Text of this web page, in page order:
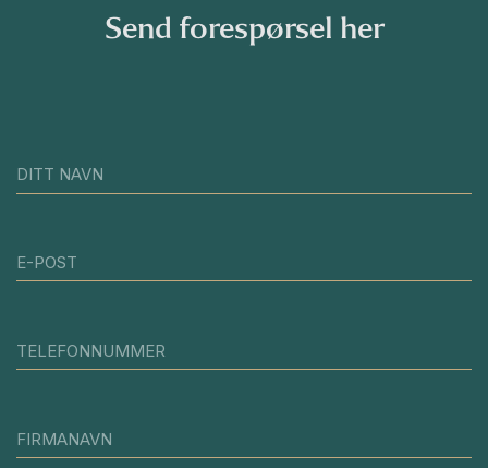
Send forespørsel her
DITT NAVN
E-POST
TELEFONNUMMER
FIRMANAVN